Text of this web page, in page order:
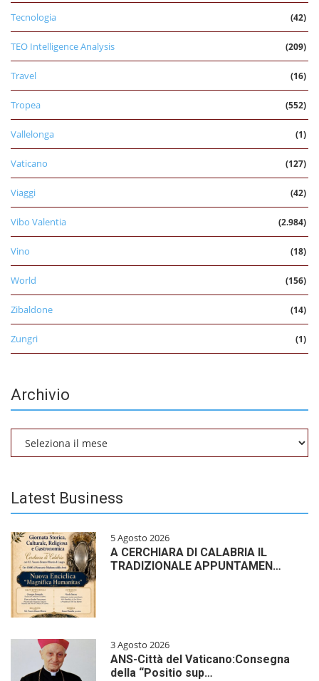
Tecnologia (42)
TEO Intelligence Analysis (209)
Travel (16)
Tropea (552)
Vallelonga (1)
Vaticano (127)
Viaggi (42)
Vibo Valentia (2.984)
Vino (18)
World (156)
Zibaldone (14)
Zungri (1)
Archivio
Latest Business
5 Agosto 2026
A CERCHIARA DI CALABRIA IL
TRADIZIONALE APPUNTAMEN…
3 Agosto 2026
ANS-Città del Vaticano:Consegna
della “Positio sup…